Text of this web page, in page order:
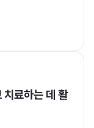
치료하는 데 활